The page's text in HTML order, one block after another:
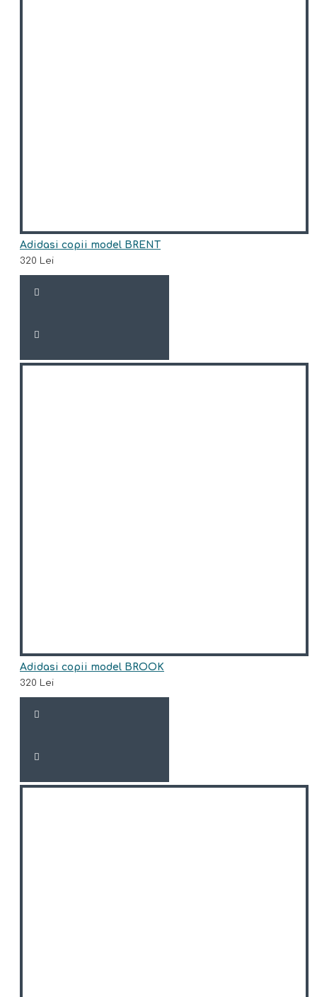
Adidasi copii model BRENT
320 Lei
Adidasi copii model BROOK
320 Lei